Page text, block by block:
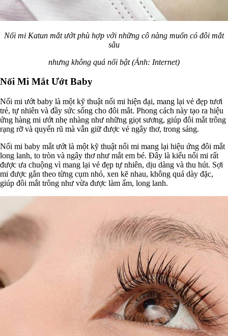
Nối mi Katun mắt ướt phù hợp với những cô nàng muốn có đôi mắt
sâu
nhưng không quá nổi bật (Ảnh: Internet)
Nối Mi Mắt Ướt Baby
Nối mi ướt baby là một kỹ thuật nối mi hiện đại, mang lại vẻ đẹp tươi
trẻ, tự nhiên và đầy sức sống cho đôi mắt. Phong cách này tạo ra hiệu
ứng hàng mi ướt nhẹ nhàng như những giọt sương, giúp đôi mắt trông
rạng rỡ và quyến rũ mà vẫn giữ được vẻ ngây thơ, trong sáng.
Nối mi baby mắt ướt là một kỹ thuật nối mi mang lại hiệu ứng đôi mắt
long lanh, to tròn và ngây thơ như mắt em bé. Đây là kiểu nối mi rất
được ưa chuộng vì mang lại vẻ đẹp tự nhiên, dịu dàng và thu hút. Sợi
mi được gắn theo từng cụm nhỏ, xen kẽ nhau, không quá dày đặc,
giúp đôi mắt trông như vừa được làm ẩm, long lanh.